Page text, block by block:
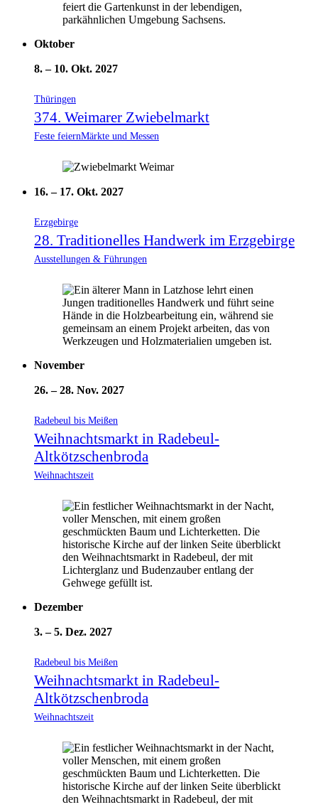
Oktober
8.–10. Okt. 2027
Thüringen
374. Weimarer Zwiebelmarkt
Feste feiernMärkte und Messen
16.–17. Okt. 2027
Erzgebirge
28. Traditionelles Handwerk im Erzgebirge
Ausstellungen & Führungen
November
26.–28. Nov. 2027
Radebeul bis Meißen
Weihnachtsmarkt in Radebeul-
Altkötzschenbroda
Weihnachtszeit
Dezember
3.–5. Dez. 2027
Radebeul bis Meißen
Weihnachtsmarkt in Radebeul-
Altkötzschenbroda
Weihnachtszeit